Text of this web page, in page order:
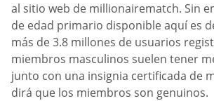
al sitio web de millionairematch. Sin
de edad primario disponible aquí es
más de 3.8 millones de usuarios
miembros masculinos suelen tener
junto con una insignia certificada de
dirá que los miembros son genuinos.